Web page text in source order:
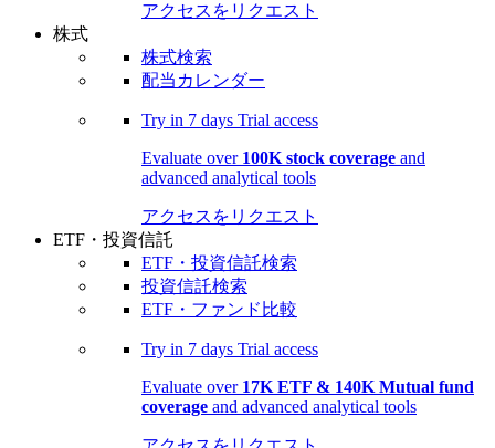
アクセスをリクエスト
株式
株式検索
配当カレンダー
Try in 7 days Trial access
Evaluate over 100K stock coverage and
advanced analytical tools
アクセスをリクエスト
ETF・投資信託
ETF・投資信託検索
投資信託検索
ETF・ファンド比較
Try in 7 days Trial access
Evaluate over 17K ETF & 140K Mutual fund
coverage and advanced analytical tools